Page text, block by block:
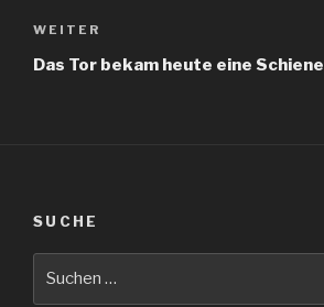
Nächster
Beitrag
WEITER
Das Tor bekam heute eine Schiene
SUCHE